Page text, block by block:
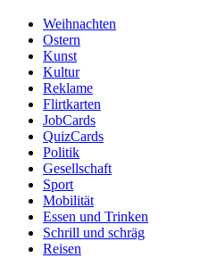
Weihnachten
Ostern
Kunst
Kultur
Reklame
Flirtkarten
JobCards
QuizCards
Politik
Gesellschaft
Sport
Mobilität
Essen und Trinken
Schrill und schräg
Reisen